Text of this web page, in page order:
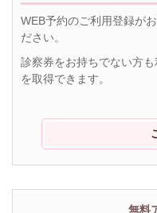
WEB予約のご利用登録が
ださい。
診察券をお持ちでない方
を取得できます。
無料